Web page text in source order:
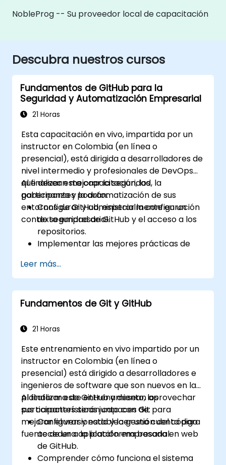
NobleProg -- Su proveedor local de capacitación
Descubra nuestros cursos
Fundamentos de GitHub para la
Seguridad y Automatización Empresarial
21 Horas
Esta capacitación en vivo, impartida por un
instructor en Colombia (en línea o
presencial), está dirigida a desarrolladores de
nivel intermedio y profesionales de DevOps
que desean mejorar la seguridad, la
gobernanza y la automatización de sus
entornos de GitHub, especialmente en un
contexto empresarial.
Al finalizar esta capacitación, los
participantes podrán:
Configurar y administrar la configuración
de seguridad de GitHub y el acceso a los
repositorios.
Implementar las mejores prácticas de
GitHub como Dependabot y CodeQL.
Crear, reutilizar y mantener GitHub
Actions y flujos de trabajo.
Monitorear y auditar actividades para
gobernanza a gran escala.
Leer más...
Fundamentos de Git y GitHub
21 Horas
Este entrenamiento en vivo impartido por un
instructor en Colombia (en línea o
presencial) está dirigido a desarrolladores e
ingenieros de software que son nuevos en la
plataforma de GitHub y desean aprovechar
sus características junto con Git para
mejorar el versionado y la gestión del código
fuente de una aplicación empresarial.
Al finalizar este entrenamiento, los
participantes serán capaces de:
Configurar y establecer una cuenta para
acceder a la plataforma basada en web
de GitHub.
Comprender cómo funciona el sistema